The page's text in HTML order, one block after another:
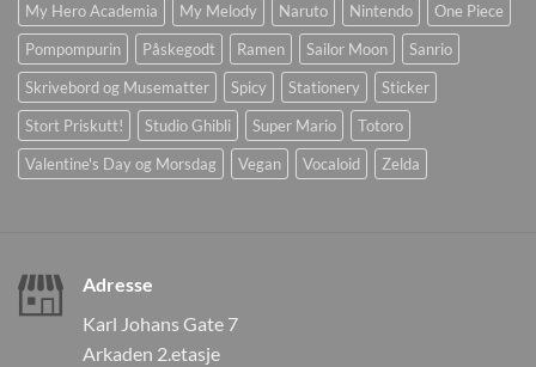
My Hero Academia
My Melody Naruto Nintendo
One Piece
Pompompurin
Påskegodt Ramen Sailor Moon
Sanrio
Skrivebord og Musematter
Spicy Stationery
Sticker
Stort Priskutt!
Studio Ghibli Super Mario
Totoro
Valentine's Day og Morsdag
Vegan Vocaloid Zelda
Adresse
Karl Johans Gate 7
Arkaden 2.etasje